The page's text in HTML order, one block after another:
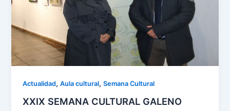
Actualidad,Aula cultural,Semana Cultural
XXIX SEMANA CULTURAL GALENO